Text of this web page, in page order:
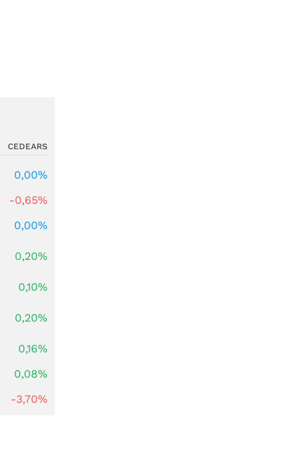
CEDEARS
0,00%
-0,65%
0,00%
0,20%
0,10%
0,20%
0,16%
0,08%
-3,70%